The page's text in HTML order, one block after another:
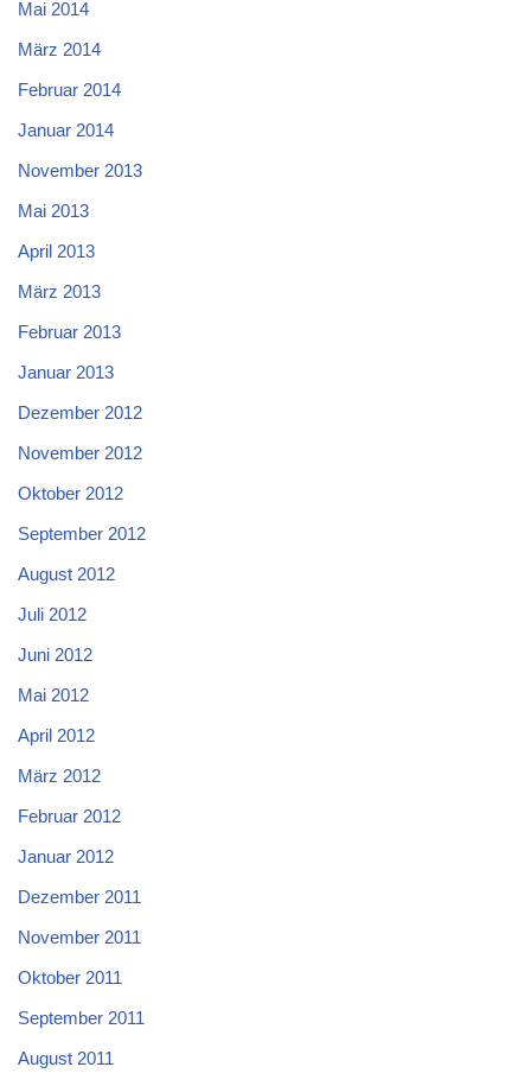
Mai 2014
März 2014
Februar 2014
Januar 2014
November 2013
Mai 2013
April 2013
März 2013
Februar 2013
Januar 2013
Dezember 2012
November 2012
Oktober 2012
September 2012
August 2012
Juli 2012
Juni 2012
Mai 2012
April 2012
März 2012
Februar 2012
Januar 2012
Dezember 2011
November 2011
Oktober 2011
September 2011
August 2011